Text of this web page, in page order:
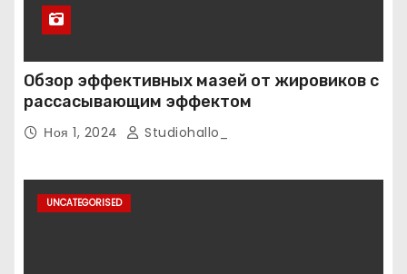
Обзор эффективных мазей от жировиков с
рассасывающим эффектом
Ноя 1, 2024 Studiohallo_
UNCATEGORISED